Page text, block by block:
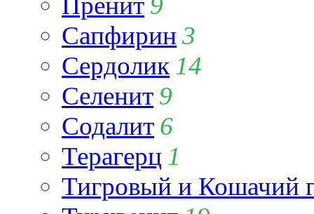
Сапфирин 3
Сердолик 14
Селенит 9
Содалит 6
Терагерц 1
Тигровый и Кошачий